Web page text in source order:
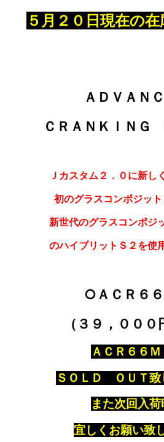
５月２０日現在の在
ＡＤＶＡＮ
ＣＲＡＮＫＩＮＧ
Ｊカスタム２．０に新し
初のグラスコンポジット
新世代のグラスコンポジ
のハイブリットＳ２を使
○ＡＣＲ６６
（３９，０００
ＡＣＲ６６
ＳＯＬＤ ＯＵＴ致
また次回入荷
宜しくお願い致